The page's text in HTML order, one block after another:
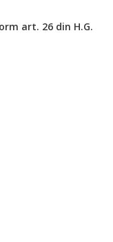
art. 26 din H.G.